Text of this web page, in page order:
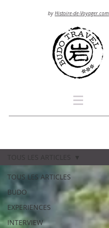
by Histoire-de-Voyager.com
TOUS LES ARTICLES
BUDO
EXPERIENCES
INTERVIEW